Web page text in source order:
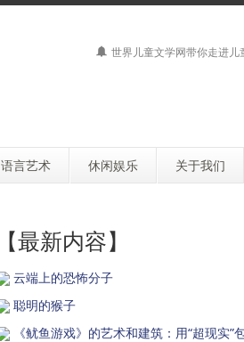
世界儿童文学网带你走进儿
语言艺术 休闲娱乐 关于我们
【最新内容】
云端上的恐怖分子
聪明的猴子
《鱿鱼游戏》的艺术和建筑：用“超现实”